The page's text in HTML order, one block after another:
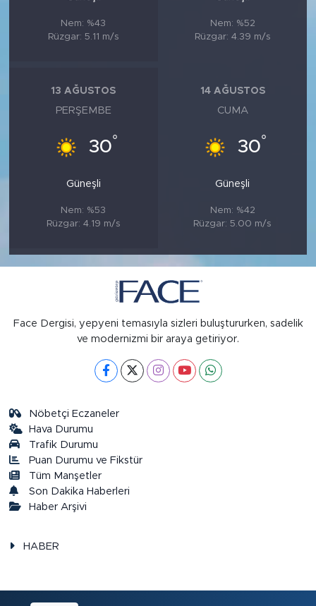
Nem: %43
Rüzgar: 5.11 m/s
Nem: %52
Rüzgar: 4.39 m/s
13 AĞUSTOS
PERŞEMBE
30°
Güneşli
Nem: %53
Rüzgar: 4.19 m/s
14 AĞUSTOS
CUMA
30°
Güneşli
Nem: %42
Rüzgar: 5.00 m/s
Face Dergisi, yepyeni temasıyla sizleri buluştururken, sadelik
ve modernizmi bir araya getiriyor.
Nöbetçi Eczaneler
Hava Durumu
Trafik Durumu
Puan Durumu ve Fikstür
Tüm Manşetler
Son Dakika Haberleri
Haber Arşivi
HABER